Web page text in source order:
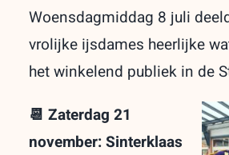
Woensdagmiddag 8 juli
vrolijke ijsdames heerlijke
het winkelend publiek in de
📆 Zaterdag 21
november: Sinterklaas